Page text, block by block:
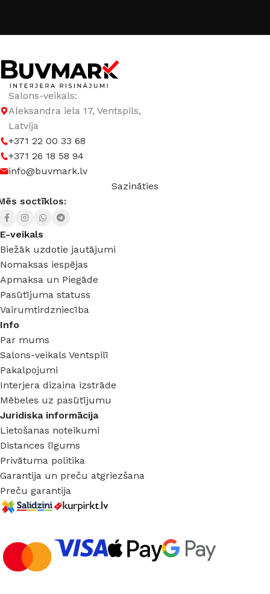
Salons-veikals:
Aleksandra iela 17, Ventspils,
Latvija
+371 22 00 33 68
+371 26 18 58 94
info@buvmark.lv
Sazināties
soctīklos:
E-veikals
Biežāk uzdotie jautājumi
Nomaksas iespējas
Apmaksa un Piegāde
Pasūtījuma statuss
Vairumtirdzniecība
Info
Par mums
Salons-veikals Ventspilī
Pakalpojumi
Interjera dizaina izstrāde
Mēbeles uz pasūtījumu
Juridiska informācija
Lietošanas noteikumi
Distances līgums
Privātuma politika
Garantija un preču atgriezšana
Preču garantija